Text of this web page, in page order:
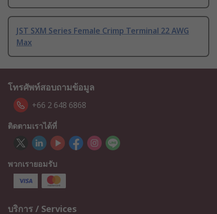
JST SXM Series Female Crimp Terminal 22 AWG
Max
โทรศัพท์สอบถามข้อมูล
+66 2 648 6868
ติดตามเราได้ที่
พวกเรายอมรับ
บริการ / Services